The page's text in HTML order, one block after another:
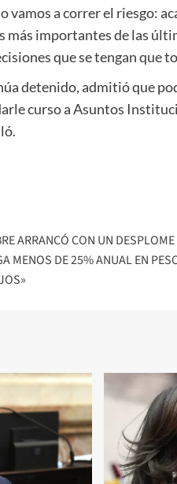
a correr el riesgo:
más importantes de las
que se tengan que
detenido, admitió que
curso a Asuntos
ARRANCÓ CON UN DESPLOME
MENOS DE 25% ANUAL EN